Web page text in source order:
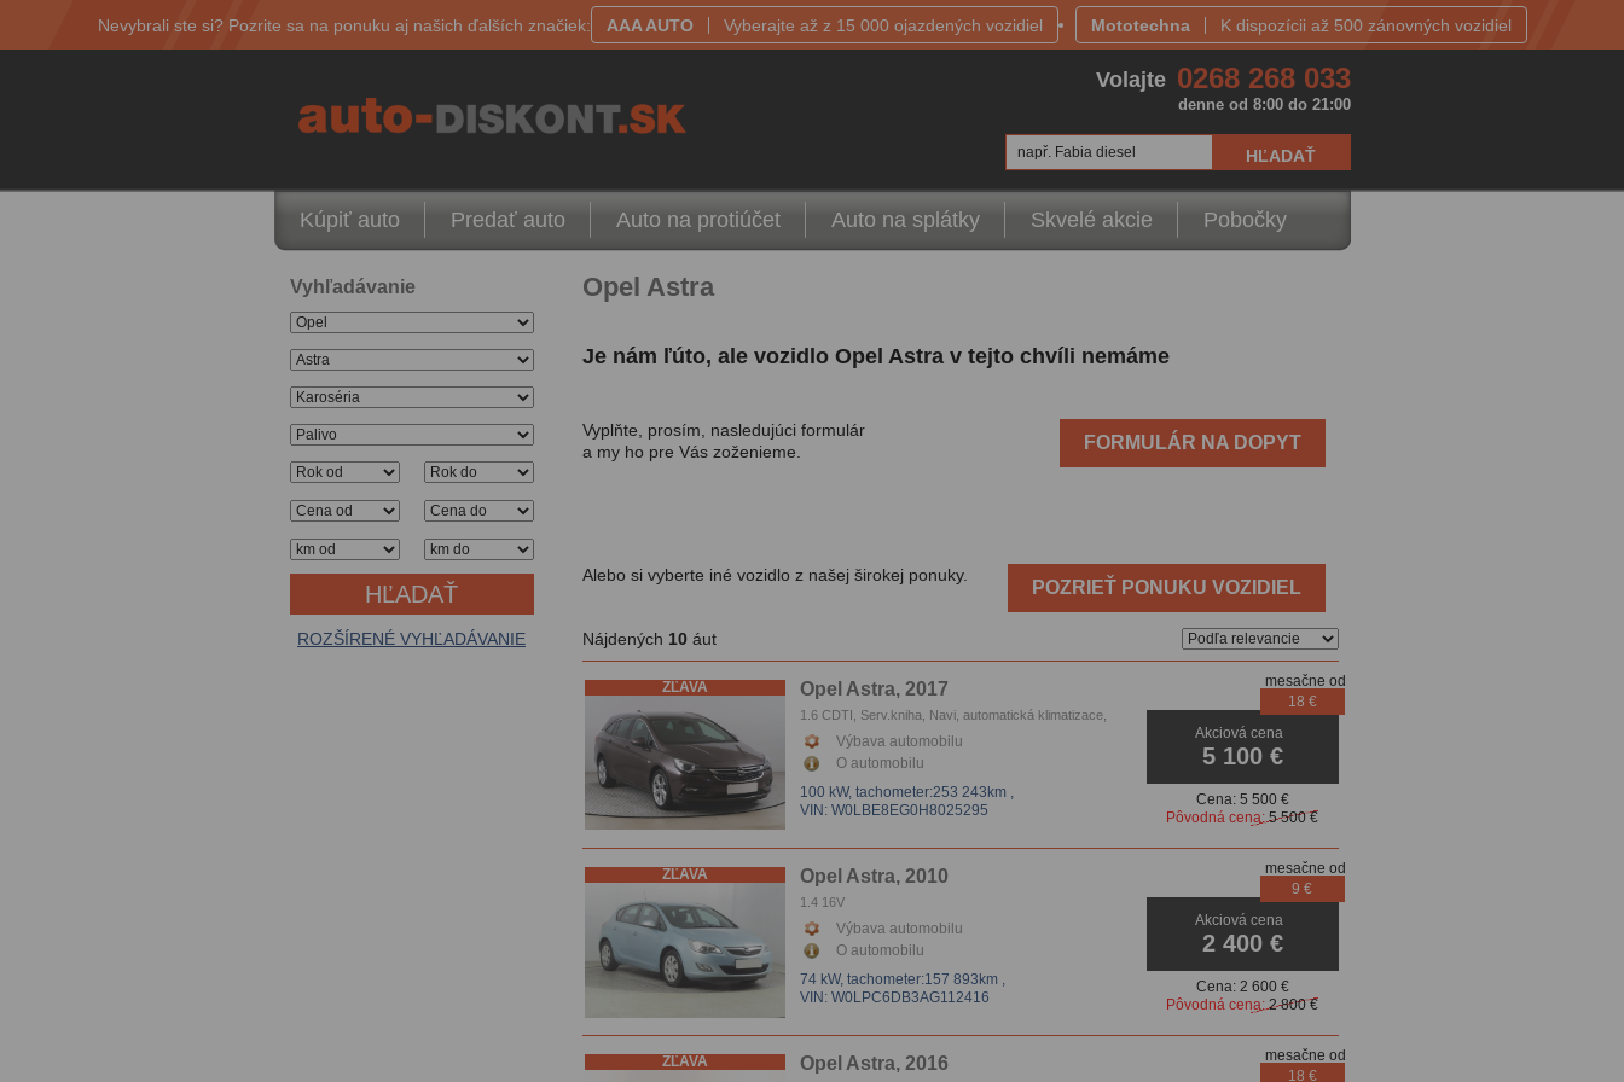
Nevybrali ste si? Pozrite sa na ponuku aj našich ďalších značiek: AAA AUTO Vyberajte až z 15 000 ojazdených vozidiel Mototechna K dispozícii až 500 zánovných vozidiel
např. Fabia diesel
Vyhľadávanie
ROZŠÍRENÉ VYHĽADÁVANIE
Opel Astra
Je nám ľúto, ale vozidlo Opel Astra v tejto chvíli nemáme
FORMULÁR NA DOPYT
Vyplňte, prosím, nasledujúci formulár
a my ho pre Vás zoženieme.
POZRIEŤ PONUKU VOZIDIEL
Alebo si vyberte iné vozidlo z našej širokej ponuky.
Nájdených 10áut
ZĽAVA Opel Astra, 2017
1.6 CDTI, Serv.kniha, Navi, automatická klimatizace,
Tempomat, El.okna, Vyhrievanie sedačiek, Parkovacie
senzory, Parkovacie kamera
Výbava automobilu
O automobilu
100 kW, tachometer:253 243km ,
VIN: W0LBE8EG0H8025295
Akciová cena
5 100 €
mesačne od
18 €
Cena:5 500 €
Pôvodná cena:5 500 €
ZĽAVA Opel Astra, 2010
1.4 16V
Výbava automobilu
O automobilu
74 kW, tachometer:157 893km ,
VIN: W0LPC6DB3AG112416
Akciová cena
2 400 €
mesačne od
9 €
Cena:2 600 €
Pôvodná cena:2 800 €
ZĽAVA Opel Astra, 2016
mesačne od
18 €
Kúpiť auto Predať auto Auto na protiúčet Auto na splátky Skvelé akcie Pobočky
Volajte 0268 268 033
denne od 8:00 do 21:00